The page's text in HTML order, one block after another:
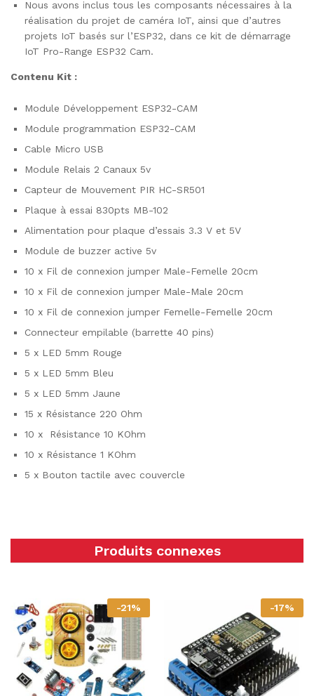
Nous avons inclus tous les composants nécessaires à la
réalisation du projet de caméra IoT, ainsi que d’autres
projets IoT basés sur l’ESP32, dans ce kit de démarrage
IoT Pro-Range ESP32 Cam.
Contenu Kit :
Module Développement ESP32-CAM
Module programmation ESP32-CAM
Cable Micro USB
Module Relais 2 Canaux 5v
Capteur de Mouvement PIR HC-SR501
Plaque à essai 830pts MB-102
Alimentation pour plaque d’essais 3.3 V et 5V
Module de buzzer active 5v
10 x Fil de connexion jumper Male-Femelle 20cm
10 x Fil de connexion jumper Male-Male 20cm
10 x Fil de connexion jumper Femelle-Femelle 20cm
Connecteur empilable (barrette 40 pins)
5 x LED 5mm Rouge
5 x LED 5mm Bleu
5 x LED 5mm Jaune
15 x Résistance 220 Ohm
10 x Résistance 10 KOhm
10 x Résistance 1 KOhm
5 x Bouton tactile avec couvercle
Produits connexes
-21% -17%